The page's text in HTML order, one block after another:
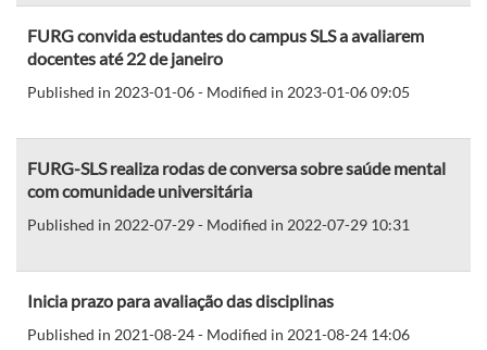
FURG convida estudantes do campus SLS a avaliarem
docentes até 22 de janeiro
Published in 2023-01-06 - Modified in 2023-01-06 09:05
FURG-SLS realiza rodas de conversa sobre saúde mental
com comunidade universitária
Published in 2022-07-29 - Modified in 2022-07-29 10:31
Inicia prazo para avaliação das disciplinas
Published in 2021-08-24 - Modified in 2021-08-24 14:06